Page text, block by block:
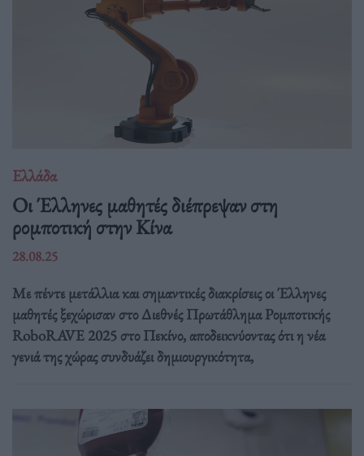
Ελλάδα
Οι Έλληνες μαθητές διέπρεψαν στη
ρομποτική στην Κίνα
28.08.25
Με πέντε μετάλλια και σημαντικές διακρίσεις οι Έλληνες
μαθητές ξεχώρισαν στο Διεθνές Πρωτάθλημα Ρομποτικής
RoboRAVE 2025 στο Πεκίνο, αποδεικνύοντας ότι η νέα
γενιά της χώρας συνδυάζει δημιουργικότητα,